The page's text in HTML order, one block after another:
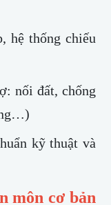
hệ thống chiếu
nối đất, chống
kỹ thuật và
môn cơ bản